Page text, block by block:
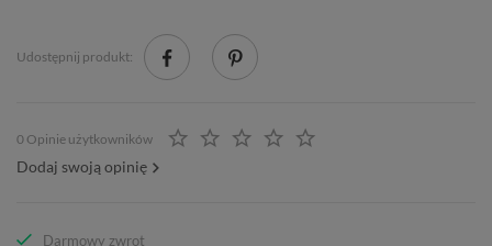
Udostępnij produkt:
0 Opinie użytkowników
Dodaj swoją opinię
Darmowy zwrot